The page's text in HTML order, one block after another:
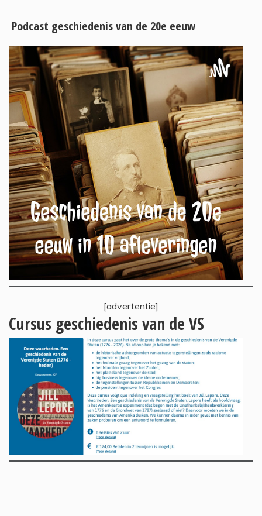
Podcast geschiedenis van de 20e eeuw
[advertentie]
Cursus geschiedenis van de VS